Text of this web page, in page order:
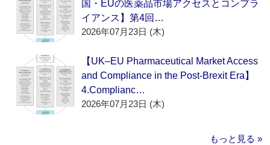
国・EUの医薬品市場アクセスとコンプラ
イアンス】第4回…
2026年07月23日 (木)
【UK–EU Pharmaceutical Market Access
and Compliance in the Post-Brexit Era】
4.Complianc…
2026年07月23日 (木)
もっと見る »